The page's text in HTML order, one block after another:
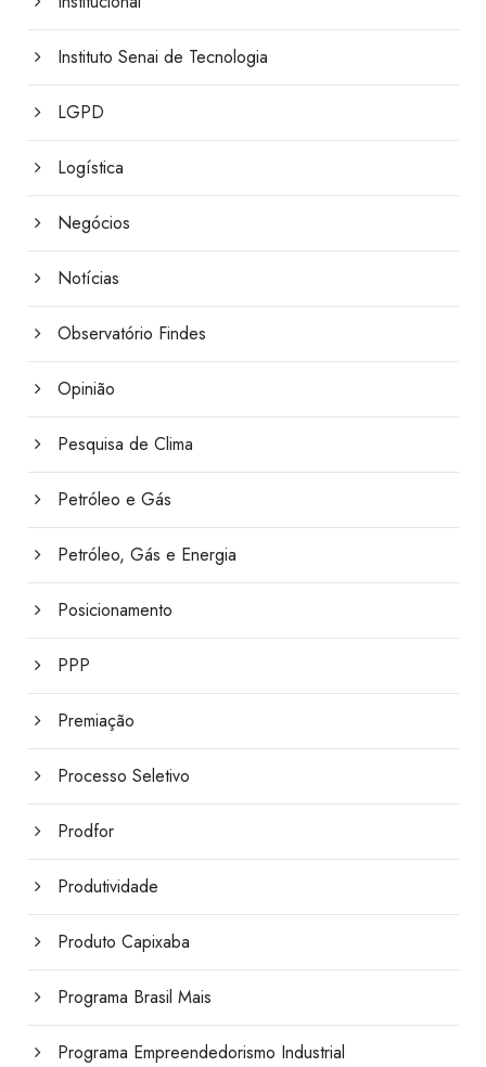
Instituto Senai de Tecnologia
LGPD
Logística
Negócios
Notícias
Observatório Findes
Opinião
Pesquisa de Clima
Petróleo e Gás
Petróleo, Gás e Energia
Posicionamento
PPP
Premiação
Processo Seletivo
Prodfor
Produtividade
Produto Capixaba
Programa Brasil Mais
Programa Empreendedorismo Industrial